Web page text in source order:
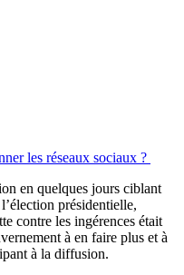
les réseaux sociaux ?
en quelques jours ciblant
présidentielle,
contre les ingérences était
à en faire plus et à
à la diffusion.